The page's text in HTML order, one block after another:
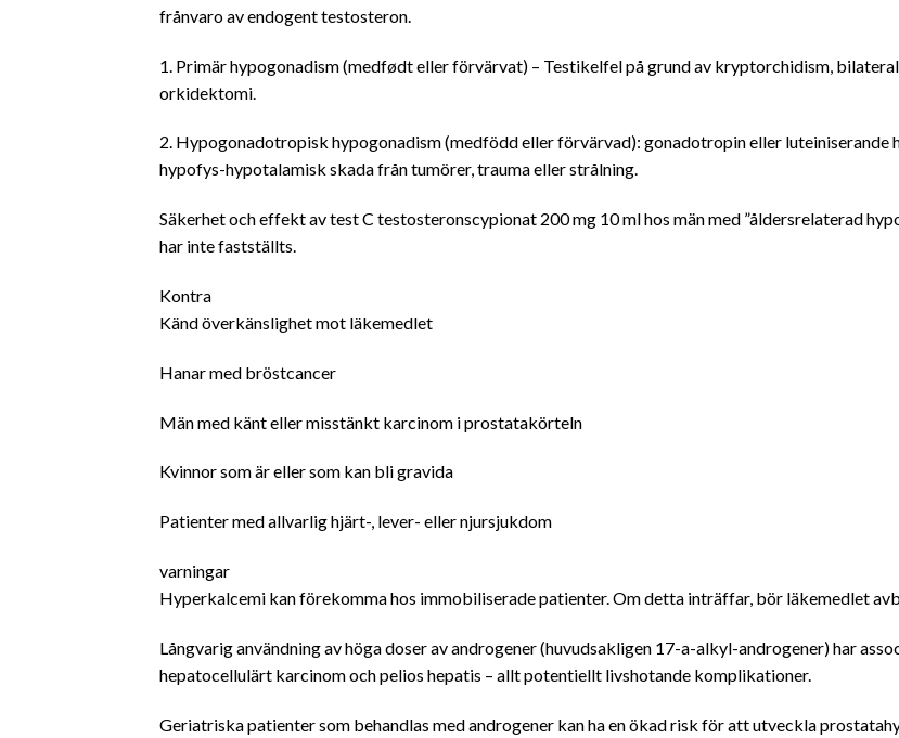
frånvaro av endogent testosteron.
1. Primär hypogonadism (medfødt eller förvärvat) – Testikelfel på grund av kryptorchidism,
orkidektomi.
2. Hypogonadotropisk hypogonadism (medfödd eller förvärvad): gonadotropin eller
hypofys-hypotalamisk skada från tumörer, trauma eller strålning.
Säkerhet och effekt av test C testosteronscypionat 200 mg 10 ml hos män med ”åldersrelaterad
har inte fastställts.
Kontra
Känd överkänslighet mot läkemedlet
Hanar med bröstcancer
Män med känt eller misstänkt karcinom i prostatakörteln
Kvinnor som är eller som kan bli gravida
Patienter med allvarlig hjärt-, lever- eller njursjukdom
varningar
Hyperkalcemi kan förekomma hos immobiliserade patienter. Om detta inträffar, bör läkemedlet
Långvarig användning av höga doser av androgener (huvudsakligen 17-a-alkyl-androgener) har
hepatocellulärt karcinom och pelios hepatis – allt potentiellt livshotande komplikationer.
Geriatriska patienter som behandlas med androgener kan ha en ökad risk för att utveckla